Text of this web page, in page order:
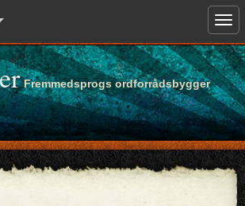
Fremmedsprogs ordforrådsbygger